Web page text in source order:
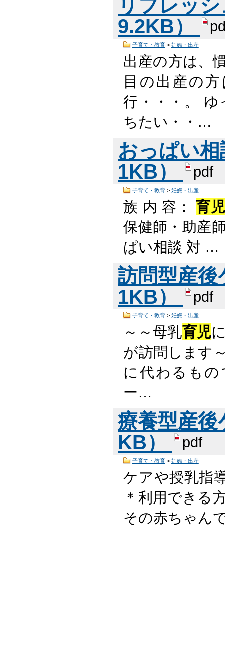
リフレッ
9.2KB）
子育て・教育> 妊娠・出産
出産の方は、
目の出産の
行・・・。
ちたい・・…
おっぱい
1KB）
pdf
子育て・教育> 妊娠・出産
族 内 容： 育
保健師・助産
ぱい相談 対 …
訪問型産後
1KB）
pdf
子育て・教育> 妊娠・出産
～～母乳育児
が訪問します
に代わるも
ー…
療養型産後
KB）
pdf
子育て・教育> 妊娠・出産
ケアや授乳指
＊利用できる
その赤ちゃん